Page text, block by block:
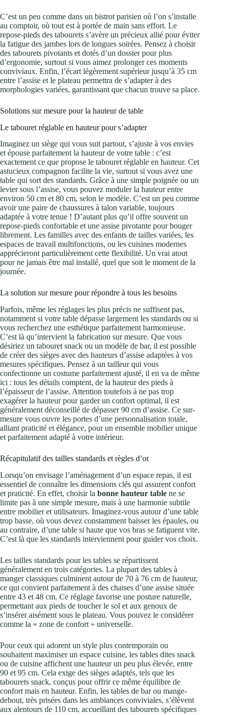
C’est un peu comme dans un bistrot parisien où l’on s’installe
au comptoir, où tout est à portée de main sans effort. Le
repose-pieds des tabourets s’avère un précieux allié pour éviter
la fatigue des jambes lors de longues soirées. Pensez à choisir
des tabourets pivotants et dotés d’un dossier pour plus
d’ergonomie, surtout si vous aimez prolonger ces moments
conviviaux. Enfin, l’écart légèrement supérieur jusqu’à 35 cm
entre l’assise et le plateau permettra de s’adapter à des
morphologies variées, garantissant que chacun trouve sa place.
Solutions sur mesure pour la hauteur de table
Le tabouret réglable en hauteur pour s’adapter
Imaginez un siège qui vous suit partout, s’ajuste à vos envies
et épouse parfaitement la hauteur de votre table : c’est
exactement ce que propose le tabouret réglable en hauteur. Cet
astucieux compagnon facilite la vie, surtout si vous avez une
table qui sort des standards. Grâce à une simple poignée ou un
levier sous l’assise, vous pouvez moduler la hauteur entre
environ 50 cm et 80 cm, selon le modèle. C’est un peu comme
avoir une paire de chaussures à talon variable, toujours
adaptée à votre tenue ! D’autant plus qu’il offre souvent un
repose-pieds confortable et une assise pivotante pour bouger
librement. Les familles avec des enfants de tailles variées, les
espaces de travail multifonctions, ou les cuisines modernes
apprécieront particulièrement cette flexibilité. Un vrai atout
pour ne jamais être mal installé, quel que soit le moment de la
journée.
La solution sur mesure pour répondre à tous les besoins
Parfois, même les réglages les plus précis ne suffisent pas,
notamment si votre table dépasse largement les standards ou si
vous recherchez une esthétique parfaitement harmonieuse.
C’est là qu’intervient la fabrication sur mesure. Que vous
désiriez un tabouret snack ou un modèle de bar, il est possible
de créer des sièges avec des hauteurs d’assise adaptées à vos
mesures spécifiques. Pensez à un tailleur qui vous
confectionne un costume parfaitement ajusté, il en va de même
ici : tous les détails comptent, de la hauteur des pieds à
l’épaisseur de l’assise. Attention toutefois à ne pas trop
exagérer la hauteur pour garder un confort optimal, il est
généralement déconseillé de dépasser 90 cm d’assise. Ce sur-
mesure vous ouvre les portes d’une personnalisation totale,
alliant praticité et élégance, pour un ensemble mobilier unique
et parfaitement adapté à votre intérieur.
Récapitulatif des tailles standards et règles d’or
Lorsqu’on envisage l’aménagement d’un espace repas, il est
essentiel de connaître les dimensions clés qui assurent confort
et praticité. En effet, choisir la bonne hauteur table ne se
limite pas à une simple mesure, mais à une harmonie subtile
entre mobilier et utilisateurs. Imaginez-vous autour d’une table
trop basse, où vous devez constamment baisser les épaules, ou
au contraire, d’une table si haute que vos bras se fatiguent vite.
C’est là que les standards interviennent pour guider vos choix.
Les tailles standards pour les tables se répartissent
généralement en trois catégories. La plupart des tables à
manger classiques culminent autour de 70 à 76 cm de hauteur,
ce qui convient parfaitement à des chaises d’une assise située
entre 43 et 48 cm. Ce réglage favorise une posture naturelle,
permettant aux pieds de toucher le sol et aux genoux de
s’insérer aisément sous le plateau. Vous pouvez le considérer
comme la « zone de confort » universelle.
Pour ceux qui adorent un style plus contemporain ou
souhaitent maximiser un espace cuisine, les tables dites snack
ou de cuisine affichent une hauteur un peu plus élevée, entre
90 et 95 cm. Cela exige des sièges adaptés, tels que les
tabourets snack, conçus pour offrir ce même équilibre de
confort mais en hauteur. Enfin, les tables de bar ou mange-
debout, très prisées dans les ambiances conviviales, s’élèvent
aux alentours de 110 cm, accueillant des tabourets spécifiques